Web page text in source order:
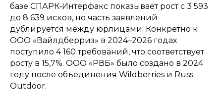
базе СПАРК‑Интерфакс показывает рост с 3 593
до 8 639 исков, но часть заявлений
дублируется между юрлицами. Конкретно к
ООО «Вайлдберриз» в 2024–2026 годах
поступило 4 160 требований, что соответствует
росту в 15,7%. ООО «РВБ» было создано в 2024
году после объединения Wildberries и Russ
Outdoor.